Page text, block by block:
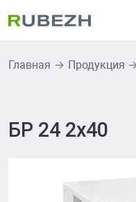
Главная Продукция
БР 24 2х40